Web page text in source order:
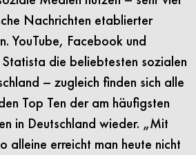
Nachrichten etablierter
YouTube, Facebook und
die beliebtesten sozialen
– zugleich finden sich alle
Top Ten der am häufigsten
in Deutschland wieder. „Mit
alleine erreicht man heute nicht